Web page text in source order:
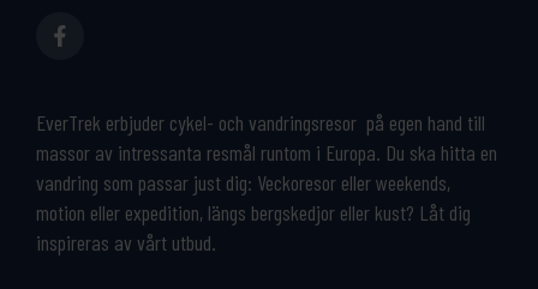
EverTrek erbjuder cykel- och vandringsresor på egen hand till
massor av intressanta resmål runtom i Europa. Du ska hitta en
vandring som passar just dig: Veckoresor eller weekends,
motion eller expedition, längs bergskedjor eller kust? Låt dig
inspireras av vårt utbud.